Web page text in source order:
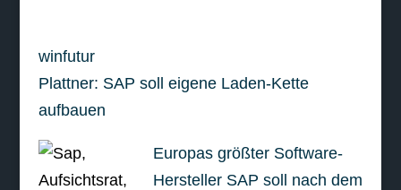
winfutur
Plattner: SAP soll eigene Laden-Kette
aufbauen
Europas größter Software-
Hersteller SAP soll nach dem